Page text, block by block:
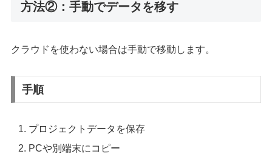
方法②：手動でデータを移す
クラウドを使わない場合は手動で移動します。
手順
プロジェクトデータを保存
PCや別端末にコピー